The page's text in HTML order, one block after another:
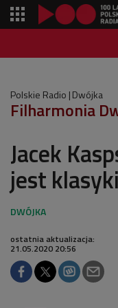
Polskie Radio Dwójka
Filharmonia
Jacek
jest
ostatnia aktualizacja:
21.05.2020 20:56